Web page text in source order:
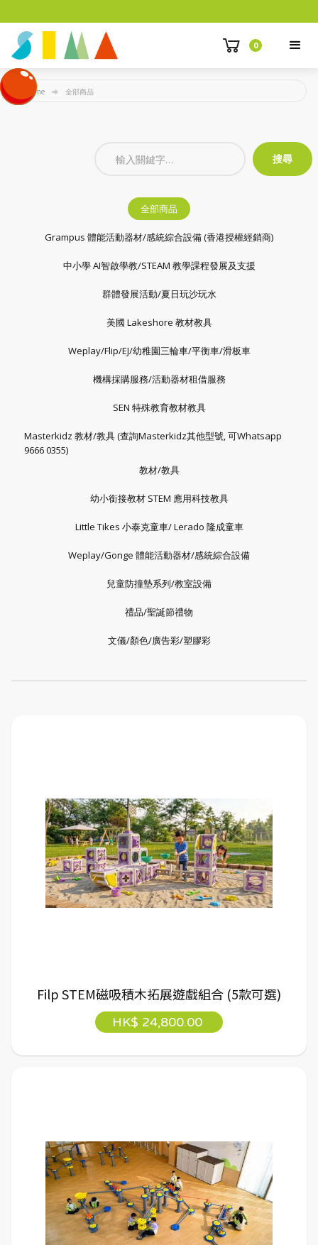
0
Home 全部商品
全部商品
Grampus 體能活動器材/感統綜合設備 (香港授權經銷商)
中小學 AI智啟學教/STEAM 教學課程發展及支援
群體發展活動/夏日玩沙玩水
美國 Lakeshore 教材教具
Weplay/Flip/EJ/幼稚園三輪車/平衡車/滑板車
機構採購服務/活動器材租借服務
SEN 特殊教育教材教具
Masterkidz 教材/教具 (查詢Masterkidz其他型號, 可Whatsapp
9666 0355)
教材/教具
幼小銜接教材 STEM 應用科技教具
Little Tikes 小泰克童車/ Lerado 隆成童車
Weplay/Gonge 體能活動器材/感統綜合設備
兒童防撞墊系列/教室設備
禮品/聖誕節禮物
文儀/顏色/廣告彩/塑膠彩
Filp STEM磁吸積木拓展遊戲組合 (5款可選)
HK$ 24,800.00